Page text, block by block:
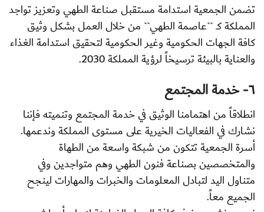
تضمن الجمعية استدامة مستقبل صناعة الطهي وتعزيز تواجد
المملكة كـ ``عاصمة الطهي`` من خلال العمل بشكل وثيق
كافة الجهات الحكومية وغير الحكومية لتحقيق استدامة الغذاء
والعناية بالبيئة ترسيخاً لرؤية المملكة 2030.
٦- خدمة المجتمع
انطلاقاً من اهتمامنا الوثيق في خدمة المجتمع وتنميته فإننا
نشارك في الفعاليات الخيرية على مستوى المملكة وندعمها.
أسرة الجمعية تتكون من شبكة واسعة من الطهاة
والمتخصصين بصناعة فنون الطهي وهم متواجدين وفي
متناول اليد لتبادل المعلومات والخبرات والمهارات لينجح
الجميع معاً.